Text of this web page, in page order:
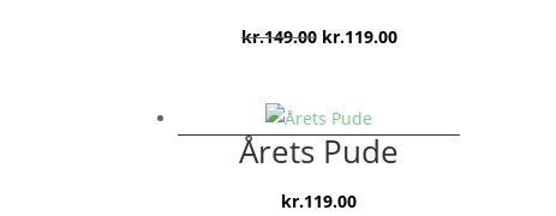
kr.149.00 Den
var:
kr.149.00.
kr.119.00Den
er:
kr.119.00.
Årets Pude
kr.119.00